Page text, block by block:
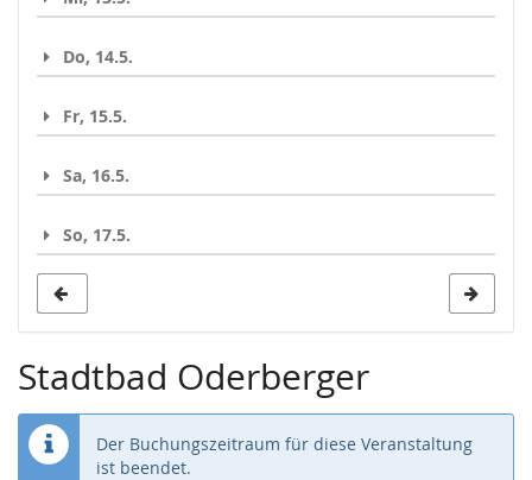
Do, 14.5.
Fr, 15.5.
Sa, 16.5.
So, 17.5.
Stadtbad Oderberger
Der Buchungszeitraum für diese Veranstaltung
ist beendet.